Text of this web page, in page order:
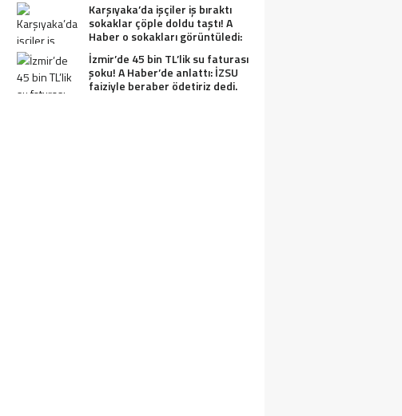
Karşıyaka’da işçiler iş bıraktı
sokaklar çöple doldu taştı! A
Haber o sokakları görüntüledi:
Fareler cirit atıyor
İzmir’de 45 bin TL’lik su faturası
şoku! A Haber’de anlattı: İZSU
faiziyle beraber ödetiriz dedi.